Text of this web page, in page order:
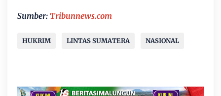
Sumber: Tribunnews.com
HUKRIM LINTAS SUMATERA NASIONAL